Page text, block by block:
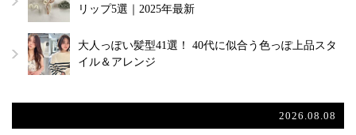
リップ5選｜2025年最新
大人っぽい髪型41選！ 40代に似合う色っぽ上品スタ
イル＆アレンジ
2026.08.08